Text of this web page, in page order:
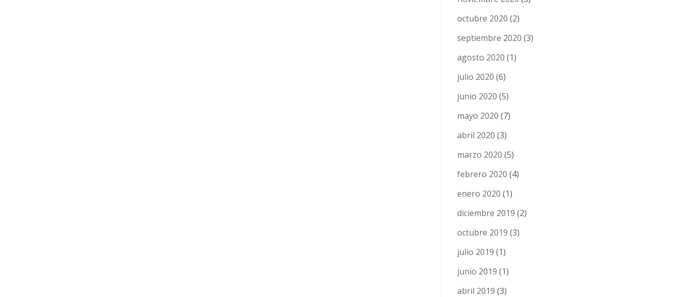
octubre 2020 (2)
septiembre 2020 (3)
agosto 2020 (1)
julio 2020 (6)
junio 2020 (5)
mayo 2020 (7)
abril 2020 (3)
marzo 2020 (5)
febrero 2020 (4)
enero 2020 (1)
diciembre 2019 (2)
octubre 2019 (3)
julio 2019 (1)
junio 2019 (1)
abril 2019 (3)